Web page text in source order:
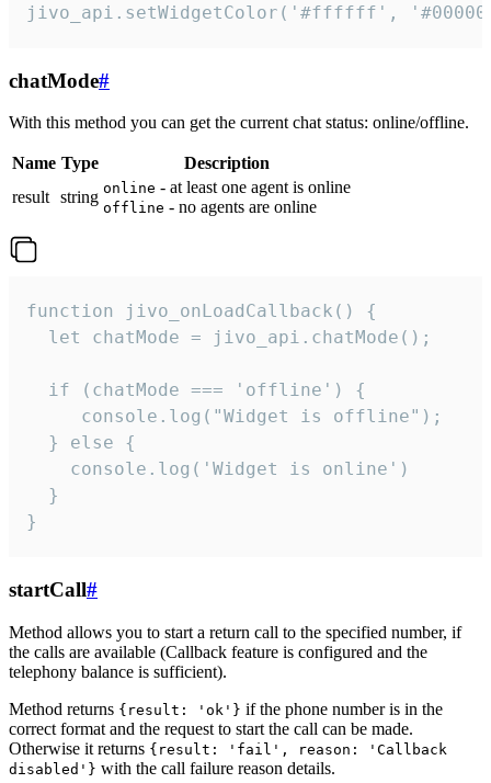
jivo_api.setWidgetColor('#ffffff',
chatMode#
With this method you can get the current chat status: online/offline.
Name Type
Description
result string online - at least one agent is online
offline - no agents are online
function jivo_onLoadCallback() {
  let chatMode = jivo_api.chatMode();
  if (chatMode === 'offline') {
     console.log("Widget is offline");
  } else {
    console.log('Widget is online')
  }
}
startCall#
Method allows you to start a return call to the specified number, if
the calls are available (Callback feature is configured and the
telephony balance is sufficient).
Method returns {result: 'ok'} if the phone number is in the
correct format and the request to start the call can be made.
Otherwise it returns {result: 'fail', reason: 'Callback
disabled'} with the call failure reason details.